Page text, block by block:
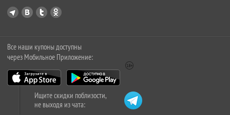
Все наши купоны доступны
через Мобильное Приложение:
Ищите скидки поблизости,
не выходя из чата: